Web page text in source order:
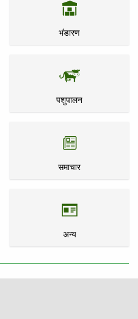
भंडारण
पशुपालन
समाचार
अन्य